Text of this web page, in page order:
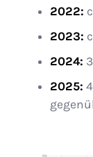
2022:
2023:
2024:
2025: